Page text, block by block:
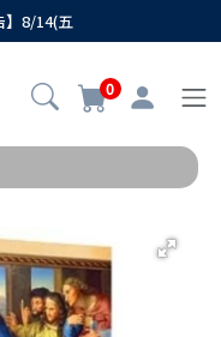
】8/14(五
0